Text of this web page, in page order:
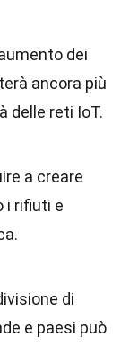
dei
ancora più
delle reti IoT.
a creare
i rifiuti e
di
e paesi può